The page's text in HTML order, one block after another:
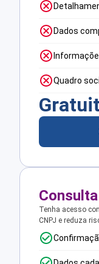
Dados
Quadro
Tenha acesso
CNPJ e reduza